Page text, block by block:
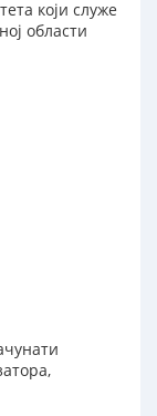
који служе
области